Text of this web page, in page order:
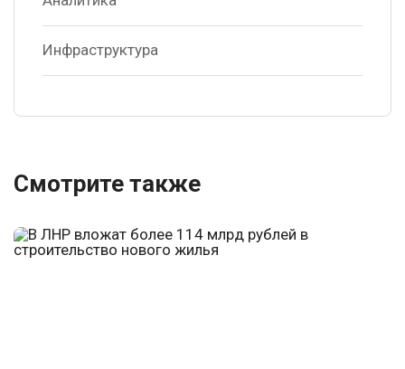
Инфраструктура
Смотрите также